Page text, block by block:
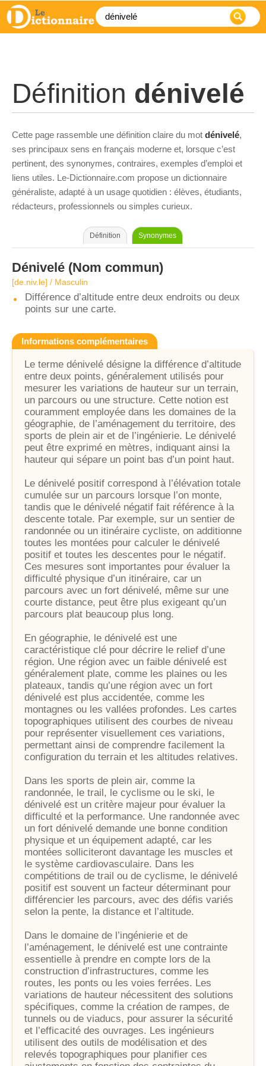
Définition dénivelé
Cette page rassemble une définition claire du mot dénivelé,
ses principaux sens en français moderne et, lorsque c’est
pertinent, des synonymes, contraires, exemples d’emploi et
liens utiles. Le-Dictionnaire.com propose un dictionnaire
généraliste, adapté à un usage quotidien : élèves, étudiants,
rédacteurs, professionnels ou simples curieux.
Définition Synonymes
Dénivelé (Nom commun)
[de.niv.le] / Masculin
Différence d’altitude entre deux endroits ou deux
points sur une carte.
Informations complémentaires
Le terme dénivelé désigne la différence d’altitude
entre deux points, généralement utilisés pour
mesurer les variations de hauteur sur un terrain,
un parcours ou une structure. Cette notion est
couramment employée dans les domaines de la
géographie, de l’aménagement du territoire, des
sports de plein air et de l’ingénierie. Le dénivelé
peut être exprimé en mètres, indiquant ainsi la
hauteur qui sépare un point bas d’un point haut.
Le dénivelé positif correspond à l’élévation totale
cumulée sur un parcours lorsque l’on monte,
tandis que le dénivelé négatif fait référence à la
descente totale. Par exemple, sur un sentier de
randonnée ou un itinéraire cycliste, on additionne
toutes les montées pour calculer le dénivelé
positif et toutes les descentes pour le négatif.
Ces mesures sont importantes pour évaluer la
difficulté physique d’un itinéraire, car un
parcours avec un fort dénivelé, même sur une
courte distance, peut être plus exigeant qu’un
parcours plat beaucoup plus long.
En géographie, le dénivelé est une
caractéristique clé pour décrire le relief d’une
région. Une région avec un faible dénivelé est
généralement plate, comme les plaines ou les
plateaux, tandis qu’une région avec un fort
dénivelé est plus accidentée, comme les
montagnes ou les vallées profondes. Les cartes
topographiques utilisent des courbes de niveau
pour représenter visuellement ces variations,
permettant ainsi de comprendre facilement la
configuration du terrain et les altitudes relatives.
Dans les sports de plein air, comme la
randonnée, le trail, le cyclisme ou le ski, le
dénivelé est un critère majeur pour évaluer la
difficulté et la performance. Une randonnée avec
un fort dénivelé demande une bonne condition
physique et un équipement adapté, car les
montées solliciteront davantage les muscles et
le système cardiovasculaire. Dans les
compétitions de trail ou de cyclisme, le dénivelé
positif est souvent un facteur déterminant pour
différencier les parcours, avec des défis variés
selon la pente, la distance et l’altitude.
Dans le domaine de l’ingénierie et de
l’aménagement, le dénivelé est une contrainte
essentielle à prendre en compte lors de la
construction d’infrastructures, comme les
routes, les ponts ou les voies ferrées. Les
variations de hauteur nécessitent des solutions
spécifiques, comme la création de rampes, de
tunnels ou de viaducs, pour assurer la sécurité
et l’efficacité des ouvrages. Les ingénieurs
utilisent des outils de modélisation et des
relevés topographiques pour planifier ces